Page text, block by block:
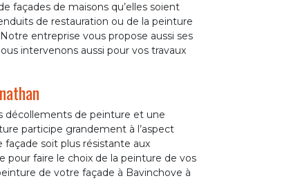
façades de maisons qu’elles soient
de restauration ou de la peinture
entreprise vous propose aussi ses
intervenons aussi pour vos travaux
décollements de peinture et une
participe grandement à l’aspect
soit plus résistante aux
pour faire le choix de la peinture de vos
de votre façade à Bavinchove à